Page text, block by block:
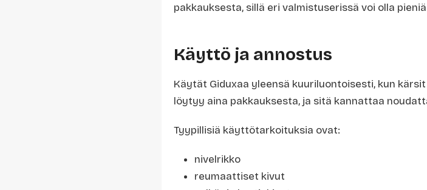
pakkauksesta, sillä eri valmistuserissä voi olla
Käyttö ja annostus
Käytät Giduxaa yleensä kuuriluontoisesti, kun
löytyy aina pakkauksesta, ja sitä kannattaa
Tyypillisiä käyttötarkoituksia ovat:
nivelrikko
reumaattiset kivut